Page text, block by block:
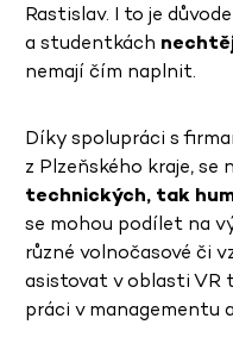
Rastislav. I to je
a studentkách
nemají čím naplnit.
Díky spolupráci s
z Plzeňského kraje, se
technických, tak
se mohou podílet na
různé volnočasové či
asistovat v oblasti VR
práci v managementu